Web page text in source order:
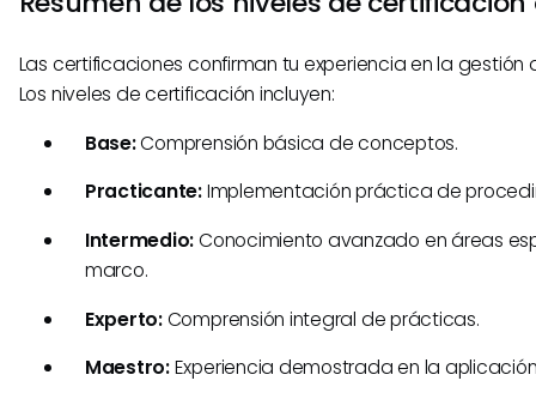
Las certificaciones confirman tu experiencia en la gestión
Los niveles de certificación incluyen:
Base:Comprensión básica de conceptos.
Practicante:Implementación práctica de
Intermedio:Conocimiento avanzado en áreas
marco.
Experto:Comprensión integral de prácticas.
Maestro:Experiencia demostrada en la